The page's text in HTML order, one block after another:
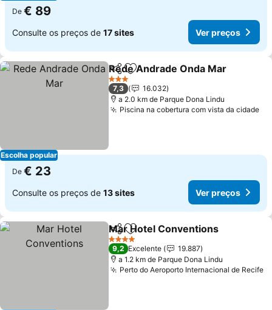
De € 89
Consulte os preços de 17 sites Ver preços
Escolha popular
PartilharAdicionar aos favoritos
Rede Andrade Onda Mar
3 Estrelas
7,3
16.032
a 2.0 km de Parque Dona Lindu
Piscina na cobertura com vista da cidade
De € 23
Consulte os preços de 13 sites Ver preços
PartilharAdicionar aos favoritos
Mar Hotel Conventions
4 Estrelas
9,2 Excelente
19.887
a 1.2 km de Parque Dona Lindu
Perto do Aeroporto Internacional de Recife